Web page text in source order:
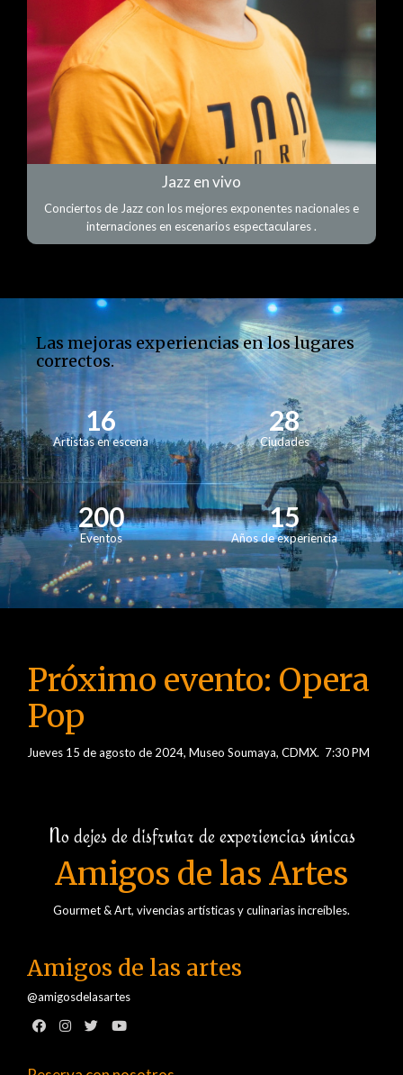
Jazz en vivo
Conciertos de Jazz con los mejores exponentes nacionales e
internaciones en escenarios espectaculares .
Las mejoras experiencias en los lugares
correctos.
16
Artistas en escena
28
Ciudades
200
Eventos
15
Años de experiencia
Próximo evento: Opera
Pop
Jueves 15 de agosto de 2024, Museo Soumaya, CDMX. 7:30 PM
No dejes de disfrutar de experiencias únicas
Amigos de las Artes
Gourmet & Art, vivencias artísticas y culinarias increíbles.
Amigos de las artes
@amigosdelasartes